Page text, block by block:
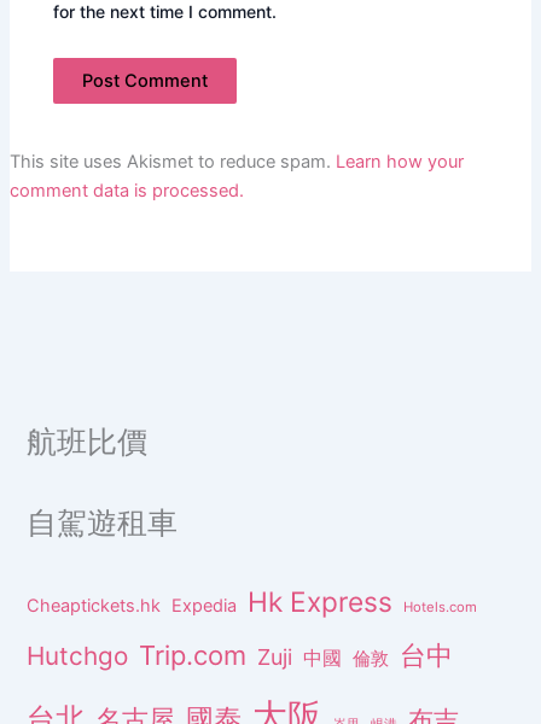
for the next time I comment.
This site uses Akismet to reduce spam. Learn how your
comment data is processed.
航班比價
自駕遊租車
Cheaptickets.hk Expedia Hk Express Hotels.com
Hutchgo Trip.com Zuji 中國 倫敦 台中